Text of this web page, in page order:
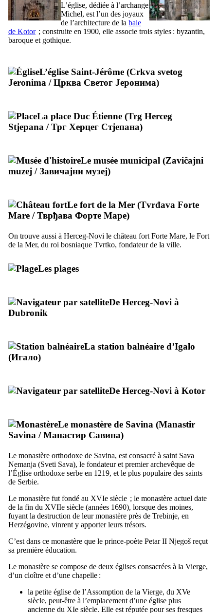
L’église, dédiée à l’archange
Michel, est l’un des joyaux
de l’architecture de la baie
de Kotor; construite en 1900, elle associe trois styles : byzantin,
baroque et gothique.
L’église Saint-Jérôme (Crkva svetog
Jeronima /Црква Светог Јеронима)
La place Duc Étienne (Trg Herceg
Stjepana /Трг Херцег Стјепана)
Le musée municipal (Zavičajni
muzej /Завичајни музеј)
Le fort de la Mer (Tvrđava Forte
Mare /Тврђава Форте Маре)
On trouve aussi à Herceg-Novi le château fort Forte Mare, le Fort
de la Mer, du roi bosniaque Tvrtko, fondateur de la ville.
Les plages
De Herceg-Novi à
Dubronik
La station balnéaire d’Igalo
(Игало)
De Herceg-Novi à Kotor
Le monastère de Savina (Manastir
Savina /Манастир Савина)
Le monastère orthodoxe de Savina, est consacré à saint Sava
Nemanja (Sveti Sava), le fondateur et premier archevêque de
l’Église orthodoxe serbe en 1219, et le plus populaire des saints
de Serbie.
Le monastère fut fondé au XVIe siècle ; le monastère actuel date
de la fin du XVIIe siècle (années 1690), lorsque des moines,
fuyant la destruction de leur monastère près de Trebinje, en
Herzégovine, vinrent y apporter leurs trésors.
C’est dans ce monastère que le prince-poète PetarII Njegoš reçut
sa première éducation.
Le monastère se compose de deux églises consacrées à la Vierge,
d’un cloître et d’une chapelle :
la petite église de l’Assomption de la Vierge, du XVe
siècle, peut-être à l’emplacement d’une église plus
ancienne du XIe siècle. Elle est réputée pour ses fresques